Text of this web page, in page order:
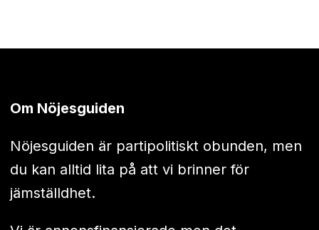
Om Nöjesguiden
Nöjesguiden är partipolitiskt obunden, men
du kan alltid lita på att vi brinner för
jämställdhet.